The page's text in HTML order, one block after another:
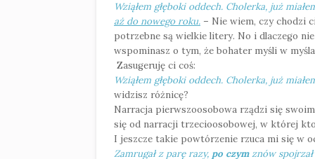
Wziąłem głęboki oddech. Cholerka, już
aż do nowego roku. – Nie wiem, czy chodzi
potrzebne są wielkie litery. No i dlaczego
wspominasz o tym, że bohater myśli w
Zasugeruję ci coś:
Wziąłem głęboki oddech. Cholerka, już
widzisz różnicę?
Narracja pierwszoosobowa rządzi się
się od narracji trzecioosobowej, w której
I jeszcze takie powtórzenie rzuca mi się w
Zamrugał z parę razy, po czymznów